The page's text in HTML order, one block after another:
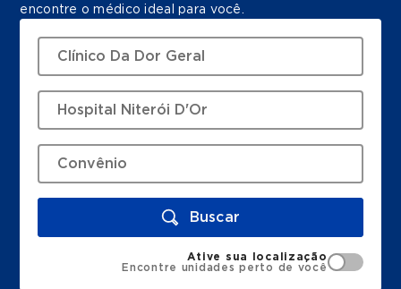
encontre o médico ideal para você.
Buscar
Ative sua localização
Encontre unidades perto de você